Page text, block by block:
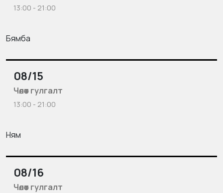
13:00 - 21:00
Бямба
08/15
Чөлөөт гулгалт
13:00 - 21:00
Ням
08/16
Чөлөөт гулгалт